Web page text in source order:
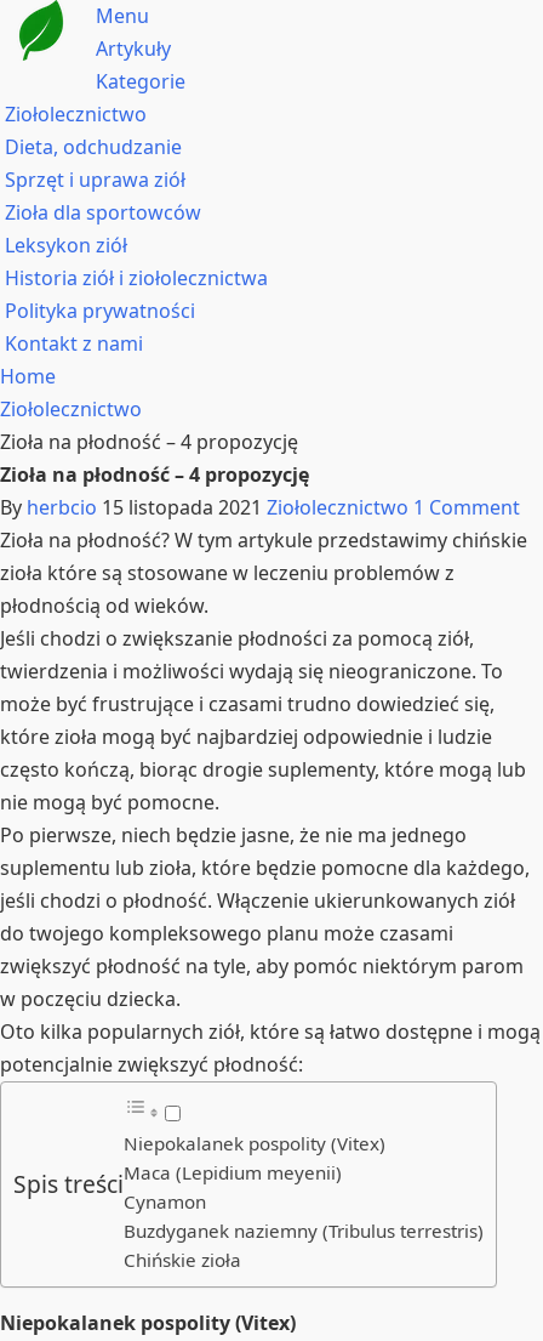
Menu
Artykuły
Kategorie
Ziołolecznictwo
Dieta, odchudzanie
Sprzęt i uprawa ziół
Zioła dla sportowców
Leksykon ziół
Historia ziół i ziołolecznictwa
Polityka prywatności
Kontakt z nami
Home
Ziołolecznictwo
Zioła na płodność – 4 propozycję
Zioła na płodność – 4 propozycję
By herbcio 15 listopada 2021 Ziołolecznictwo 1 Comment
Zioła na płodność? W tym artykule przedstawimy chińskie
zioła które są stosowane w leczeniu problemów z
płodnością od wieków.
Jeśli chodzi o zwiększanie płodności za pomocą ziół,
twierdzenia i możliwości wydają się nieograniczone. To
może być frustrujące i czasami trudno dowiedzieć się,
które zioła mogą być najbardziej odpowiednie i ludzie
często kończą, biorąc drogie suplementy, które mogą lub
nie mogą być pomocne.
Po pierwsze, niech będzie jasne, że nie ma jednego
suplementu lub zioła, które będzie pomocne dla każdego,
jeśli chodzi o płodność. Włączenie ukierunkowanych ziół
do twojego kompleksowego planu może czasami
zwiększyć płodność na tyle, aby pomóc niektórym parom
w poczęciu dziecka.
Oto kilka popularnych ziół, które są łatwo dostępne i mogą
potencjalnie zwiększyć płodność:
Spis treści
Niepokalanek pospolity (Vitex)
Maca (Lepidium meyenii)
Cynamon
Buzdyganek naziemny (Tribulus terrestris)
Chińskie zioła
Niepokalanek pospolity (Vitex)